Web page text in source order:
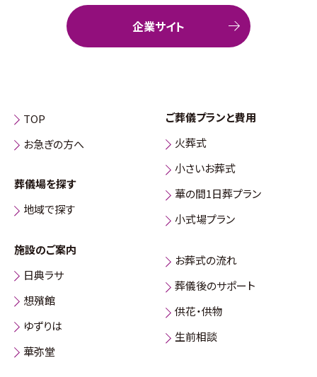
企業サイト
TOP
お急ぎの方へ
葬儀場を探す
地域で探す
施設のご案内
日典ラサ
想殯館
ゆずりは
華弥堂
ご葬儀プランと費用
火葬式
小さいお葬式
華の間1日葬プラン
小式場プラン
お葬式の流れ
葬儀後のサポート
供花・供物
生前相談